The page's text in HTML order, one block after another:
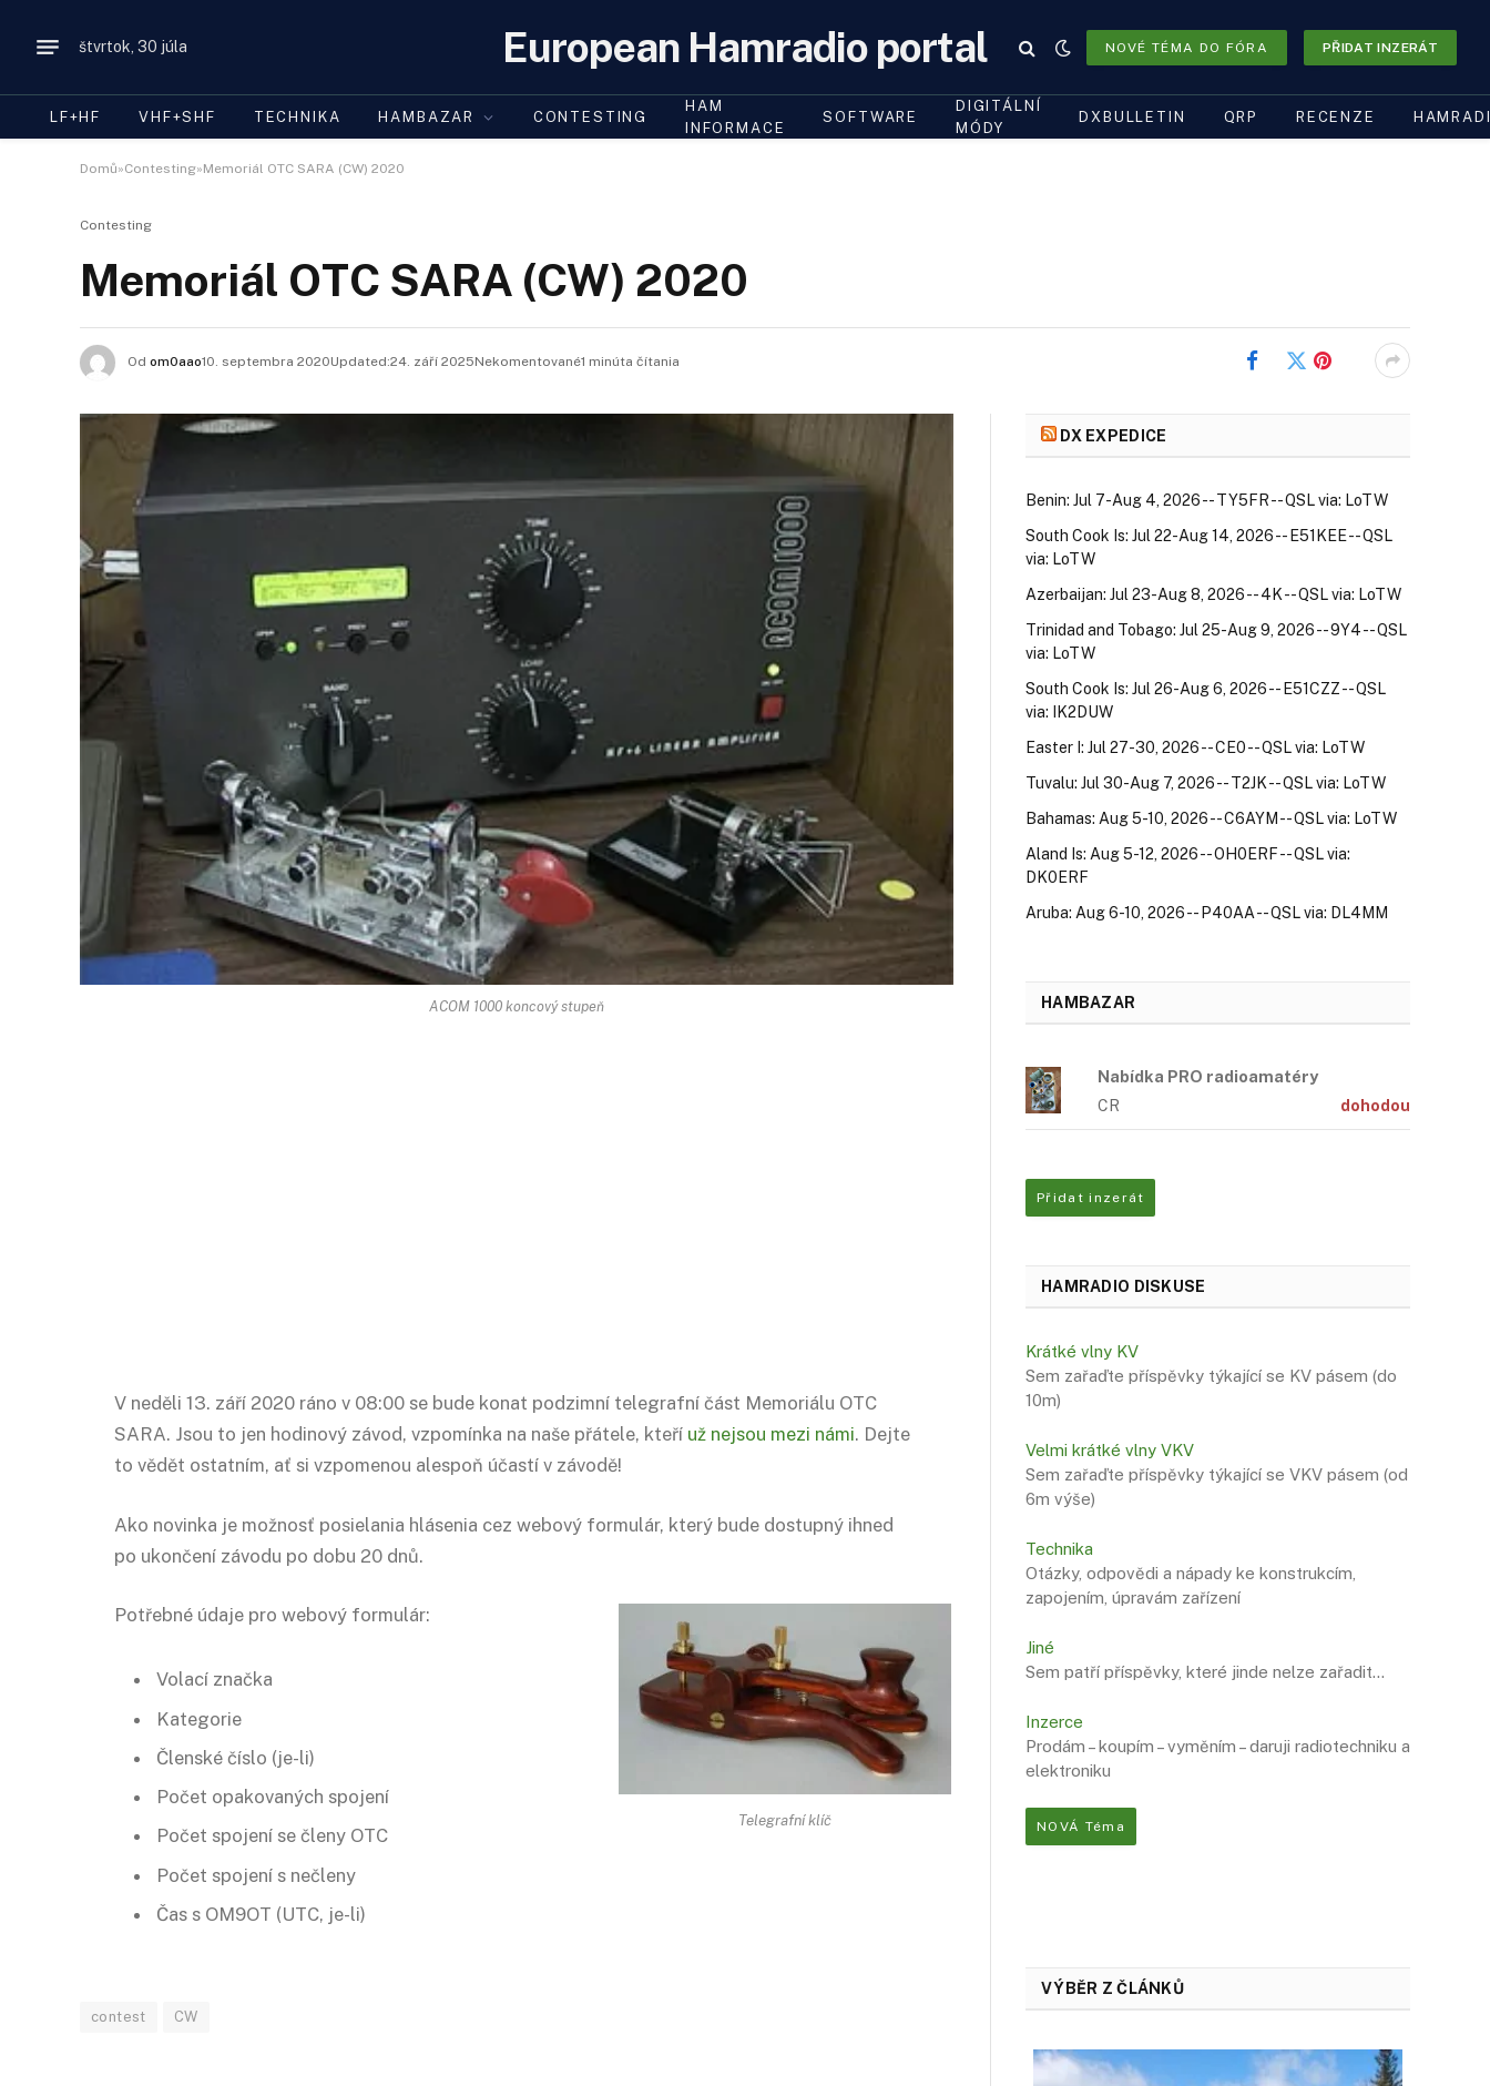
štvrtok, 30 júla European Hamradio portal NOVÉ TÉMA DO FÓRA PŘIDAT INZERÁT
LF+HF VHF+SHF TECHNIKA HAMBAZAR CONTESTING
HAM
INFORMACE
SOFTWARE
DIGITÁLNÍ
MÓDY
DXBULLETIN QRP RECENZE
Domů»Contesting»Memoriál OTC SARA (CW) 2020
Contesting
Memoriál OTC SARA (CW) 2020
Od om0aao10. septembra 2020Updated:24. září 2025Nekomentované1 minúta čítania FacebookTwitterPinterest
ACOM 1000 koncový stupeň
V neděli 13. září 2020 ráno v 08:00 se bude konat podzimní telegrafní část Memoriálu OTC
SARA. Jsou to jen hodinový závod, vzpomínka na naše přátele, kteří už nejsou mezi námi. Dejte
to vědět ostatním, ať si vzpomenou alespoň účastí v závodě!
Ako novinka je možnosť posielania hlásenia cez webový formulár, který bude dostupný ihned
po ukončení závodu po dobu 20 dnů.
Telegrafní klíč
Potřebné údaje pro webový formulár:
Volací značka
Kategorie
Členské číslo (je-li)
Počet opakovaných spojení
Počet spojení se členy OTC
Počet spojení s nečleny
Čas s OM9OT (UTC, je-li)
contest CW
DX EXPEDICE
Benin: Jul 7-Aug 4, 2026 -- TY5FR -- QSL via: LoTW
South Cook Is: Jul 22-Aug 14, 2026 -- E51KEE -- QSL
via: LoTW
Azerbaijan: Jul 23-Aug 8, 2026 -- 4K -- QSL via: LoTW
Trinidad and Tobago: Jul 25-Aug 9, 2026 -- 9Y4 -- QSL
via: LoTW
South Cook Is: Jul 26-Aug 6, 2026 -- E51CZZ -- QSL
via: IK2DUW
Easter I: Jul 27-30, 2026 -- CE0 -- QSL via: LoTW
Tuvalu: Jul 30-Aug 7, 2026 -- T2JK -- QSL via: LoTW
Bahamas: Aug 5-10, 2026 -- C6AYM -- QSL via: LoTW
Aland Is: Aug 5-12, 2026 -- OH0ERF -- QSL via:
DK0ERF
Aruba: Aug 6-10, 2026 -- P40AA -- QSL via: DL4MM
HAMBAZAR
Nabídka PRO radioamatéry
CR dohodou
Přidat inzerát
HAMRADIO DISKUSE
Krátké vlny KV
Sem zařaďte příspěvky týkající se KV pásem (do
10m)
Velmi krátké vlny VKV
Sem zařaďte příspěvky týkající se VKV pásem (od
6m výše)
Technika
Otázky, odpovědi a nápady ke konstrukcím,
zapojením, úpravám zařízení
Jiné
Sem patří příspěvky, které jinde nelze zařadit…
Inzerce
Prodám – koupím – vyměním – daruji radiotechniku ​​a
elektroniku
NOVÁ Téma
VÝBĚR Z ČLÁNKŮ